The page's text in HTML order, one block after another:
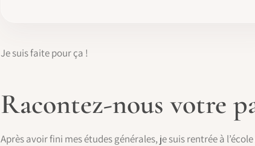
Je suis faite pour ça !
Racontez-nous votre
Après avoir fini mes études générales, je suis rentrée à